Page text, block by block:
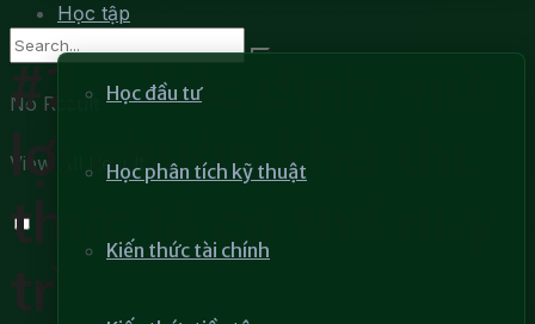
Học tập
Học đầu tư
Học phân tích kỹ thuật
Kiến thức tài chính
No Result
View All Result
#2 – Xác định mức
lợi nhuận khả thi,
thực tế có thể duy
trì